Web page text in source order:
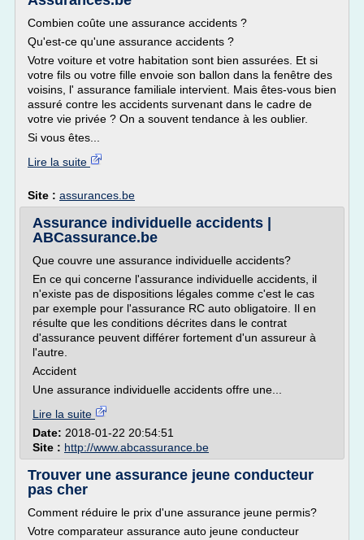
Combien coûte une assurance accidents ?
Qu'est-ce qu'une assurance accidents ?
Votre voiture et votre habitation sont bien assurées. Et si
votre fils ou votre fille envoie son ballon dans la fenêtre des
voisins, l' assurance familiale intervient. Mais êtes-vous bien
assuré contre les accidents survenant dans le cadre de
votre vie privée ? On a souvent tendance à les oublier.
Si vous êtes...
Lire la suite
Site : assurances.be
Assurance individuelle accidents |
ABCassurance.be
Que couvre une assurance individuelle accidents?
En ce qui concerne l'assurance individuelle accidents, il
n'existe pas de dispositions légales comme c'est le cas
par exemple pour l'assurance RC auto obligatoire. Il en
résulte que les conditions décrites dans le contrat
d'assurance peuvent différer fortement d'un assureur à
l'autre.
Accident
Une assurance individuelle accidents offre une...
Lire la suite
Date: 2018-01-22 20:54:51
Site : http://www.abcassurance.be
Trouver une assurance jeune conducteur
pas cher
Comment réduire le prix d'une assurance jeune permis?
Votre comparateur assurance auto jeune conducteur